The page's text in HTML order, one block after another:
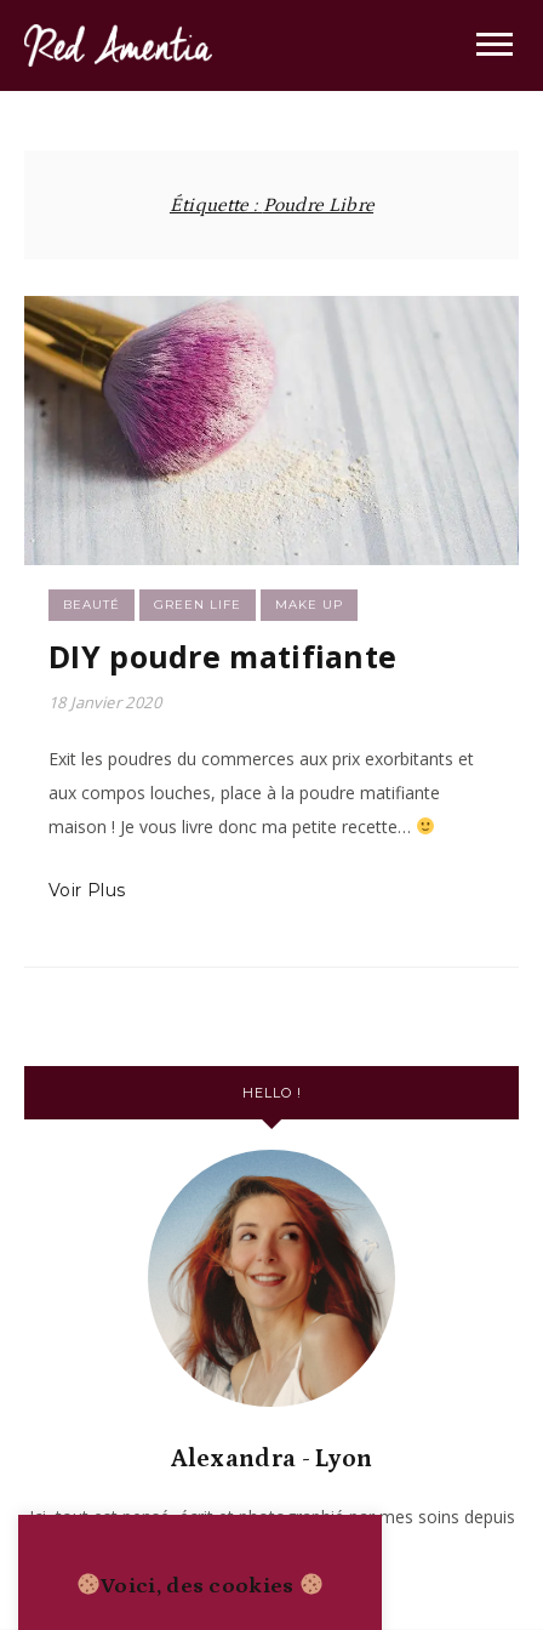
Étiquette : Poudre Libre
BEAUTÉ GREEN LIFE MAKE UP
DIY poudre matifiante
18 Janvier 2020
Exit les poudres du commerces aux prix exorbitants et
aux compos louches, place à la poudre matifiante
maison ! Je vous livre donc ma petite recette…
Voir Plus
HELLO !
Alexandra - Lyon
Ici, tout est pensé, écrit et photographié par mes soins depuis
Voici, des cookies